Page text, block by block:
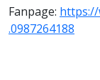
Fanpage:
.0987264188